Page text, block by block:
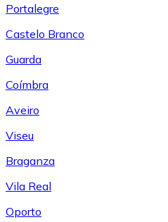
Portalegre
Castelo Branco
Guarda
Coímbra
Aveiro
Viseu
Braganza
Vila Real
Oporto